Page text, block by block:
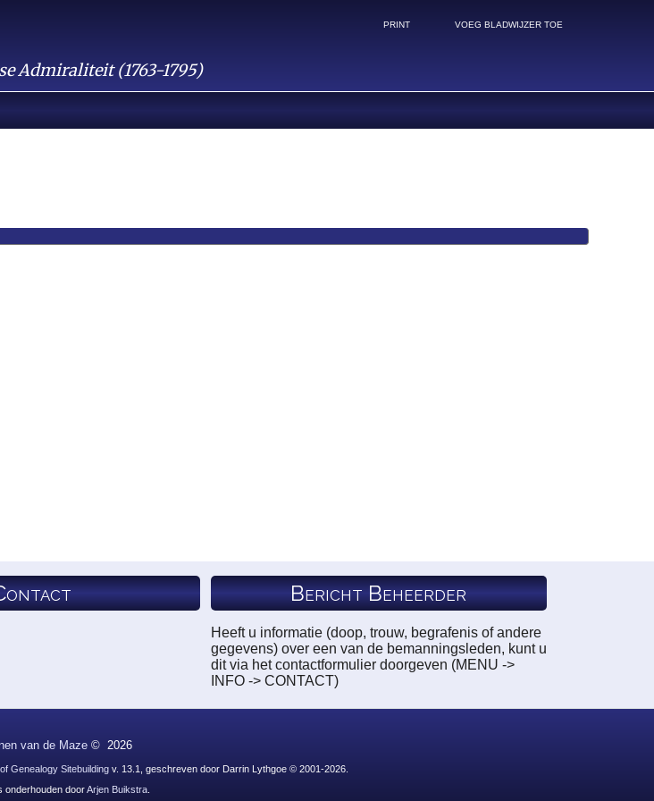
Admiraliteit (1763-1795)
PRINT VOEG BLADWIJZER TOE
Bericht Beheerder
Heeft u informatie (doop, trouw, begrafenis of andere
gegevens) over een van de bemanningsleden, kunt u
dit via het contactformulier doorgeven (MENU ->
INFO -> CONTACT)
van de Maze© 2026
Genealogy Sitebuildingv. 13.1, geschreven door Darrin Lythgoe © 2001-2026.
onderhouden doorArjen Buikstra